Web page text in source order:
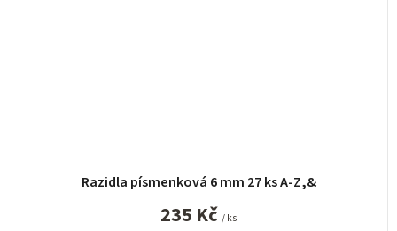
Razidla písmenková 6 mm 27 ks A-Z,&
235 Kč / ks